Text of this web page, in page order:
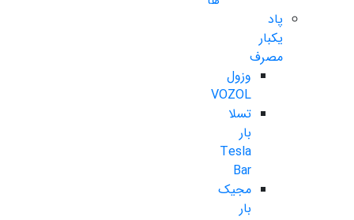
پاد
یکبار
مصرف
وزول
VOZOL
تسلا
بار
Tesla
Bar
مجیک
بار